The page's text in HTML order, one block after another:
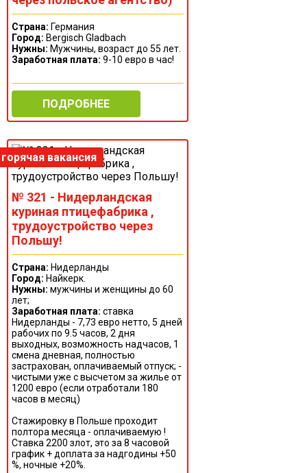
Страна: Германия
Город: Bergisch Gladbach
Нужны: Мужчины, возраст до 55 лет.
Заработная плата: 9-10 евро в час!
ПОДРОБНЕЕ
№ 321 - Нидерландская
куриная птицефабрика ,
трудоустройство через
Польшу!
Страна: Нидерланды
Город: Найкерк.
Нужны: мужчины и женщины до 60
лет;
Заработная плата: ставка
Нидерланды - 7,73 евро нетто, 5 дней
рабочих по 9.5 часов, 2 дня
выходных, возможность надчасов, 1
смена дневная, полностью
застрахован, оплачиваемый отпуск; -
чистыми уже с высчетом за жилье от
1200 евро (если отработали 180
часов в месяц)
Стажировку в Польше проходит
полтора месяца - оплачиваемую !
Ставка 2200 злот, это за 8 часовой
график + доплата за надгодины +50
%, ночные +20%.